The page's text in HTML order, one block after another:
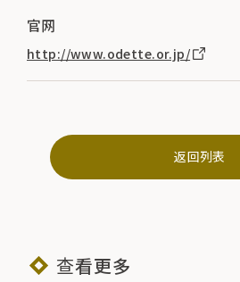
官网
http://www.odette.or.jp/
返回列表
查看更多